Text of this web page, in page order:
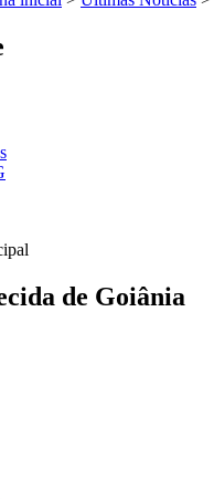
de Goiânia